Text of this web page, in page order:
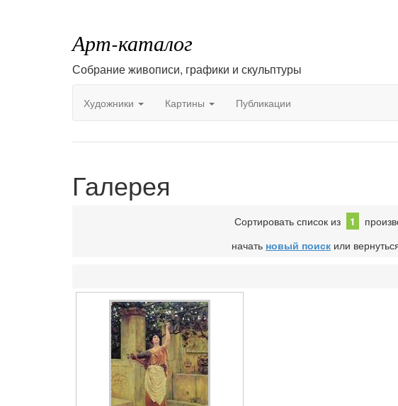
Арт-каталог
Собрание живописи, графики и скульптуры
Художники Картины Публикации
Галерея
Сортировать список из 1
начать новый поиск или